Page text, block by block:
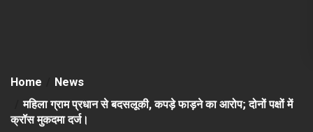
Home
News
महिला ग्राम प्रधान से बदसलूकी, कपड़े फाड़ने का आरोप; दोनों पक्षों में
क्रॉस मुकदमा दर्ज।